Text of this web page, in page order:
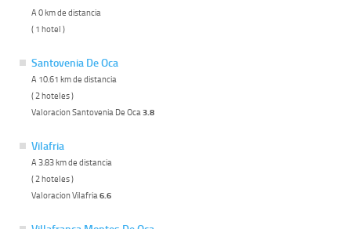
A 0 km de distancia
( 1 hotel )
Santovenia De Oca
A 10.61 km de distancia
( 2 hoteles )
Valoracion Santovenia De Oca 3.8
Vilafria
A 3.83 km de distancia
( 2 hoteles )
Valoracion Vilafria 6.6